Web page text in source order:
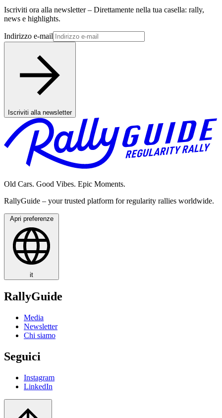
Iscriviti ora alla newsletter – Direttamente nella tua casella: rally,
news e highlights.
Indirizzo e-mail
Iscriviti alla newsletter
Old Cars. Good Vibes. Epic Moments.
RallyGuide – your trusted platform for regularity rallies worldwide.
Apri preferenze
it
RallyGuide
Media
Newsletter
Chi siamo
Seguici
Instagram
LinkedIn